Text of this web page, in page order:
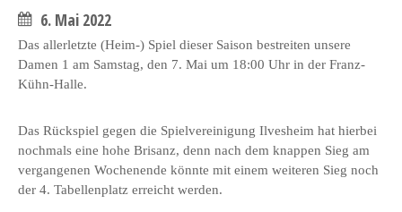
6. Mai 2022
Das allerletzte (Heim-) Spiel dieser Saison bestreiten unsere
Damen 1 am Samstag, den 7. Mai um 18:00 Uhr in der Franz-
Kühn-Halle.
Das Rückspiel gegen die Spielvereinigung Ilvesheim hat hierbei
nochmals eine hohe Brisanz, denn nach dem knappen Sieg am
vergangenen Wochenende könnte mit einem weiteren Sieg noch
der 4. Tabellenplatz erreicht werden.